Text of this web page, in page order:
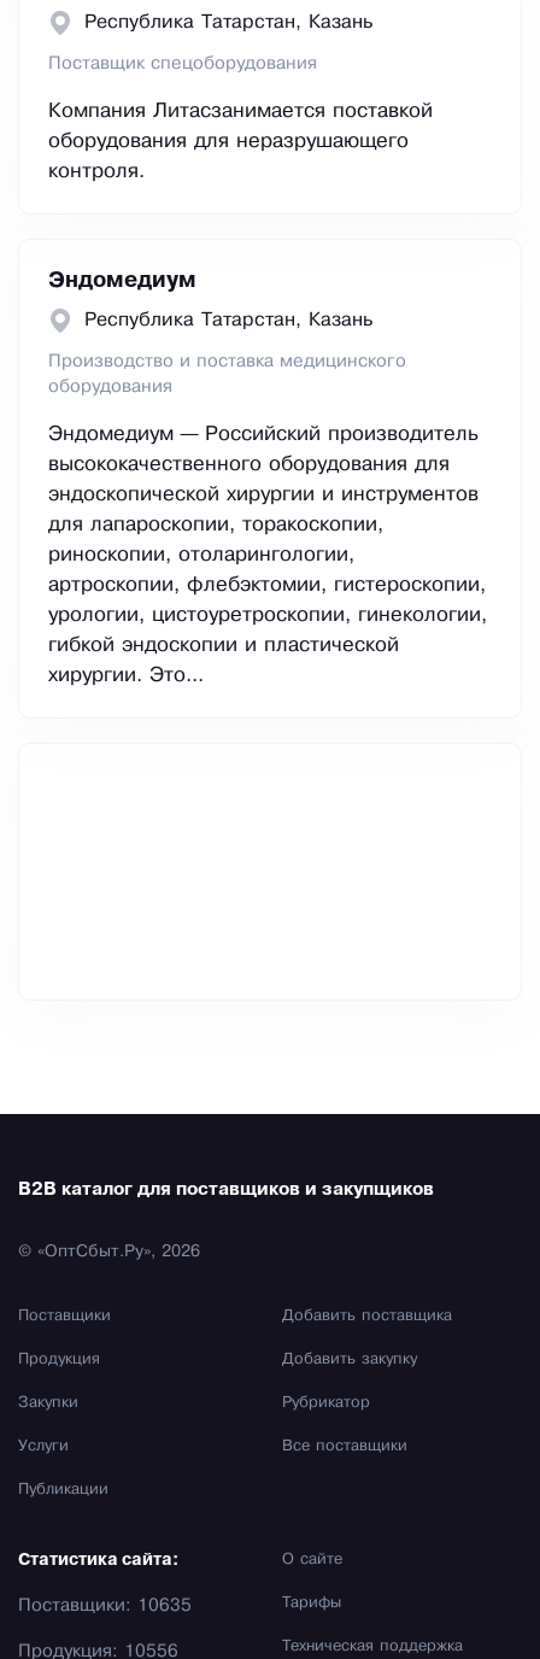
Республика Татарстан, Казань
Поставщик спецоборудования
Компания Литасзанимается поставкой
оборудования для неразрушающего
контроля.
Эндомедиум
Республика Татарстан, Казань
Производство и поставка медицинского
оборудования
Эндомедиум — Российский производитель
высококачественного оборудования для
эндоскопической хирургии и инструментов
для лапароскопии, торакоскопии,
риноскопии, отоларингологии,
артроскопии, флебэктомии, гистероскопии,
урологии, цистоуретроскопии, гинекологии,
гибкой эндоскопии и пластической
хирургии. Это...
B2B каталог для поставщиков и закупщиков
© «ОптСбыт.Ру», 2026
Поставщики
Продукция
Закупки
Услуги
Публикации
Добавить поставщика
Добавить закупку
Рубрикатор
Все поставщики
О сайте
Тарифы
Техническая поддержка
Статистика сайта:
Поставщики: 10635
Продукция: 10556